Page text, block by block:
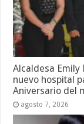
Alcaldesa Emily
nuevo hospital
Aniversario del
agosto 7, 2026